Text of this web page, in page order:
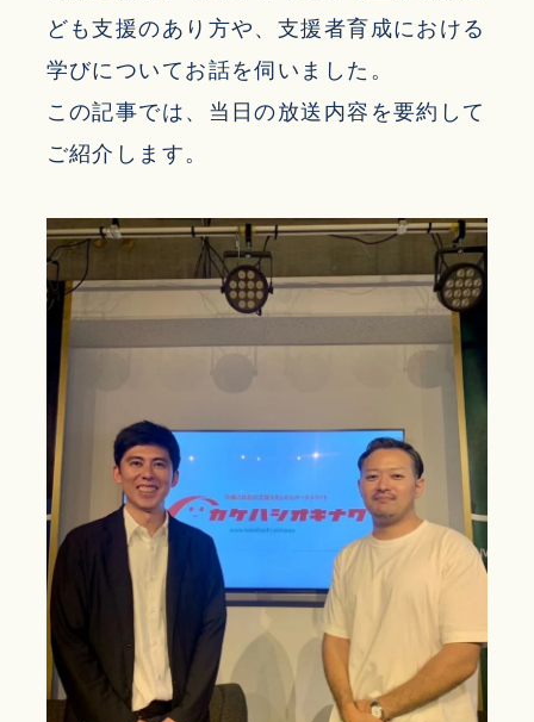
ども支援のあり方や、支援者育成における
学びについてお話を伺いました。
この記事では、当日の放送内容を要約して
ご紹介します。